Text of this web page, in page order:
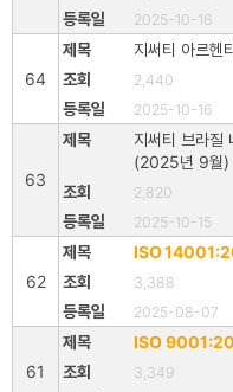
2025-10-16
64
지써티 아르
2,440
2025-10-16
63
지써티 브라
(2025년 9월)
2,820
2025-10-15
62
ISO
3,388
2025-08-07
61
ISO
3,349